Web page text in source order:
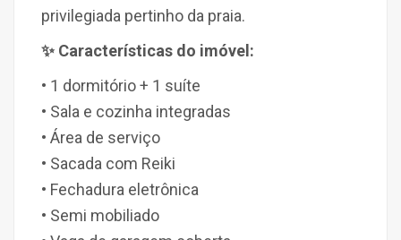
privilegiada pertinho da praia.
✨ Características do imóvel:
• 1 dormitório + 1 suíte
• Sala e cozinha integradas
• Área de serviço
• Sacada com Reiki
• Fechadura eletrônica
• Semi mobiliado